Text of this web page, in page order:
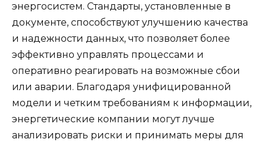
энергосистем. Стандарты, установленные в
документе, способствуют улучшению качества
и надежности данных, что позволяет более
эффективно управлять процессами и
оперативно реагировать на возможные сбои
или аварии. Благодаря унифицированной
модели и четким требованиям к информации,
энергетические компании могут лучше
анализировать риски и принимать меры для